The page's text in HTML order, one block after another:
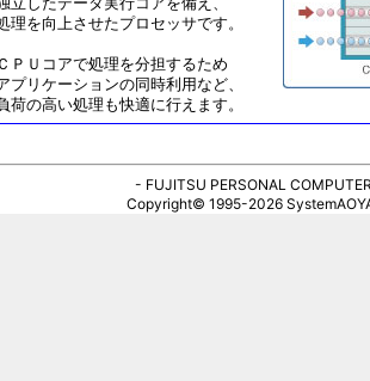
理を向上させたプロセッサです。
ＰＵコアで処理を分担するため
プリケーションの同時利用など、
荷の高い処理も快適に行えます。
- FUJITSU PERSONAL
Copyright© 1995-2026